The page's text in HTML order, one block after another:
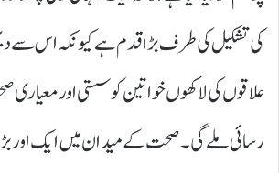
کی تشکیل کی طرف بڑا قدم ہے کیونکہ اس سے
علاقوں کی لاکھوں خواتین کو سستی اور
رسائی ملے گی۔صحت کے میدان میں ایک اور بڑا